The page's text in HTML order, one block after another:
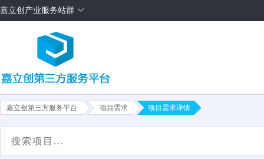
嘉立创产业服务站群
方案售卖
嘉立创第三方服务平台 项目需求 项目需求详情